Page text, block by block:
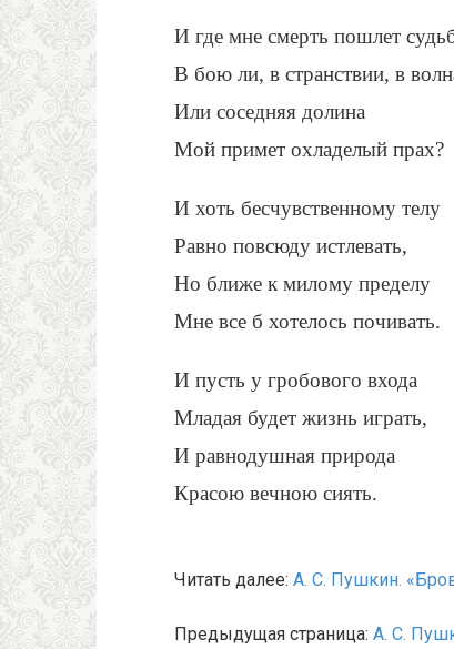
И где мне смерть пошлет
В бою ли, в странствии, в
Или соседняя долина
Мой примет охладелый прах?
И хоть бесчувственному телу
Равно повсюду истлевать,
Но ближе к милому пределу
Мне все б хотелось почивать.
И пусть у гробового входа
Младая будет жизнь играть,
И равнодушная природа
Красою вечною сиять.
Читать далее: А. С. Пушкин.
Предыдущая страница: А. С.